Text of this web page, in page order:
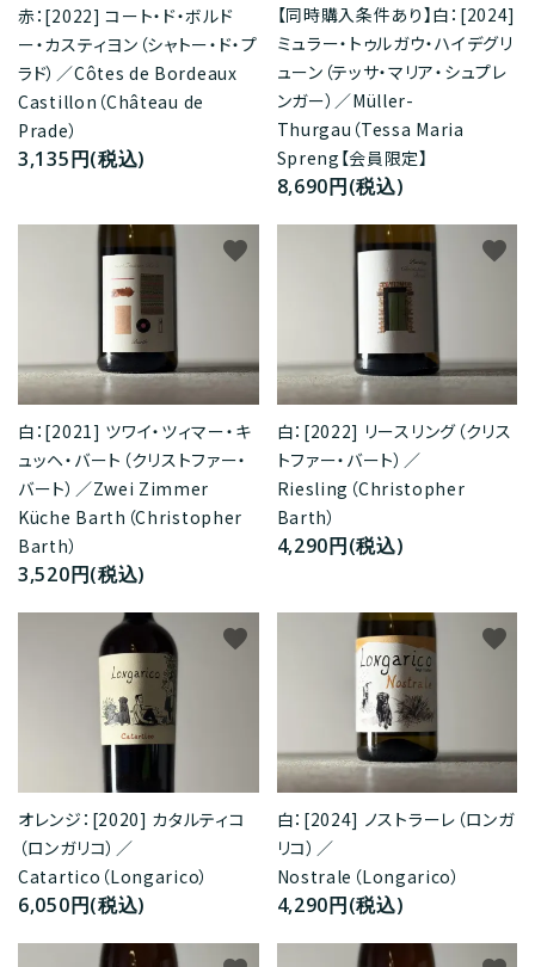
赤：[2022] コート・ド・ボルド
ー・カスティヨン（シャトー・ド・プ
ラド）／Côtes de Bordeaux
Castillon（Château de
Prade）
3,135円(税込)
【同時購入条件あり】白：[2024]
ミュラー・トゥルガウ・ハイデグリ
ューン（テッサ・マリア・シュプレ
ンガー）／Müller-
Thurgau（Tessa Maria
Spreng【会員限定】
8,690円(税込)
白：[2021] ツワイ・ツィマー・キ
ュッヘ・バート（クリストファー・
バート）／Zwei Zimmer
Küche Barth（Christopher
Barth）
3,520円(税込)
favorite
白：[2022] リースリング（クリス
トファー・バート）／
Riesling（Christopher
Barth）
4,290円(税込)
favorite
オレンジ：[2020] カタルティコ
（ロンガリコ）／
Catartico（Longarico）
6,050円(税込)
favorite
白：[2024] ノストラーレ（ロンガ
リコ）／
Nostrale（Longarico）
4,290円(税込)
favorite